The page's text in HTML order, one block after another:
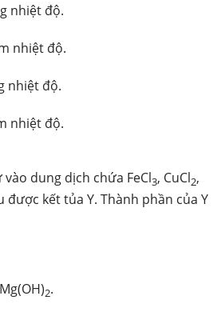
nhiệt độ.
nhiệt độ.
nhiệt độ.
nhiệt độ.
vào dung dịch chứa FeCl3, CuCl2,
được kết tủa Y. Thành phần của Y
2.